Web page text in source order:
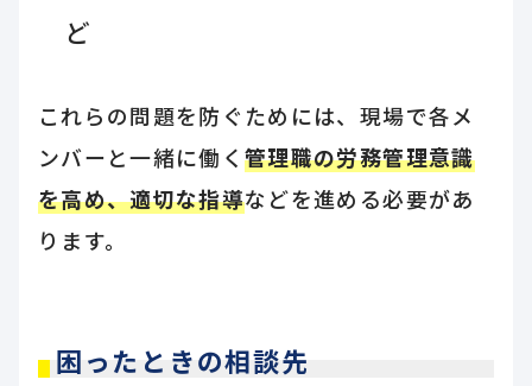
ど
これらの問題を防ぐためには、現場で各メ
ンバーと一緒に働く管理職の労務管理意識
を高め、適切な指導などを進める必要があ
ります。
困ったときの相談先